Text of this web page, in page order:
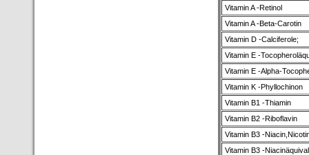
Vitamin A -Retinol
Vitamin A -Beta-Carotin
Vitamin D -Calciferole;
Vitamin E -
Vitamin E -Alpha-
Vitamin K -Phyllochinon
Vitamin B1 -Thiamin
Vitamin B2 -Riboflavin
Vitamin B3 -
Vitamin B3 -